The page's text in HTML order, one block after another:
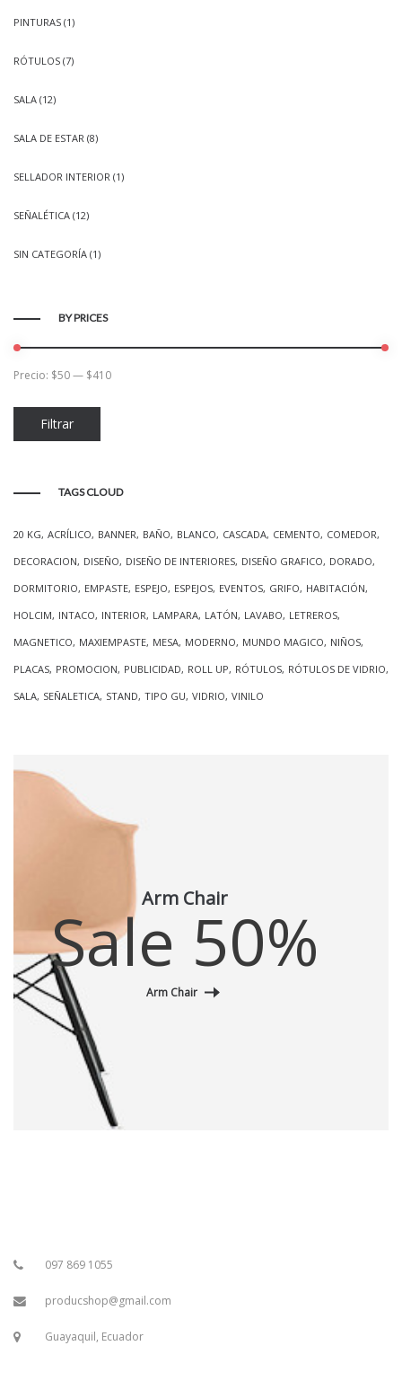
PINTURAS (1)
RÓTULOS (7)
SALA (12)
SALA DE ESTAR (8)
SELLADOR INTERIOR (1)
SEÑALÉTICA (12)
SIN CATEGORÍA (1)
BY PRICES
Precio
mínimo
Precio
máximo
Filtrar
Precio: $50— $410
TAGS CLOUD
20 KG ACRÍLICO BANNER BAÑO BLANCO CASCADA CEMENTO COMEDOR
DECORACION DISEÑO DISEÑO DE INTERIORES DISEÑO GRAFICO DORADO
DORMITORIO EMPASTE ESPEJO ESPEJOS EVENTOS GRIFO HABITACIÓN
HOLCIM INTACO INTERIOR LAMPARA LATÓN LAVABO LETREROS
MAGNETICO MAXIEMPASTE MESA MODERNO MUNDO MAGICO NIÑOS
PLACAS PROMOCION PUBLICIDAD ROLL UP RÓTULOS RÓTULOS DE VIDRIO
SALA SEÑALETICA STAND TIPO GU VIDRIO VINILO
Arm Chair
Sale 50%
Arm Chair
097 869 1055
producshop@gmail.com
Guayaquil, Ecuador